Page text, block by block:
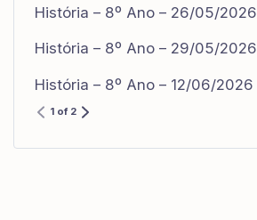
História – 8º Ano – 26/05/2026
História – 8º Ano – 29/05/2026
História – 8º Ano – 12/06/2026
1 of 2